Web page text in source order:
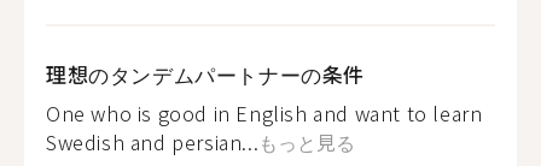
理想のタンデムパートナーの条件
One who is good in English and want to learn
Swedish and persian...もっと見る